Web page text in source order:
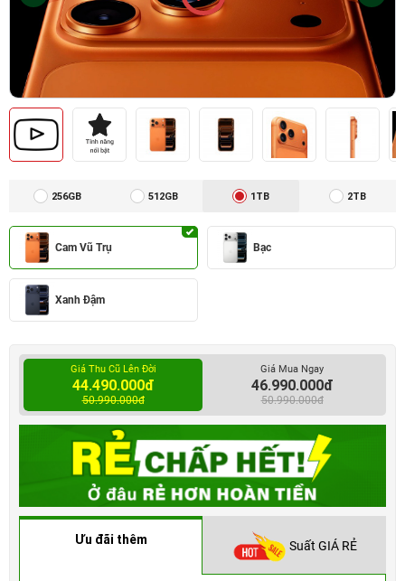
256GB 512GB 1TB 2TB
Cam Vũ Trụ Bạc
Xanh Đậm
Giá Thu Cũ Lên Đời
44.490.000đ
50.990.000đ
Giá Mua Ngay
46.990.000đ
50.990.000đ
Ưu đãi thêm Suất GIÁ RẺ